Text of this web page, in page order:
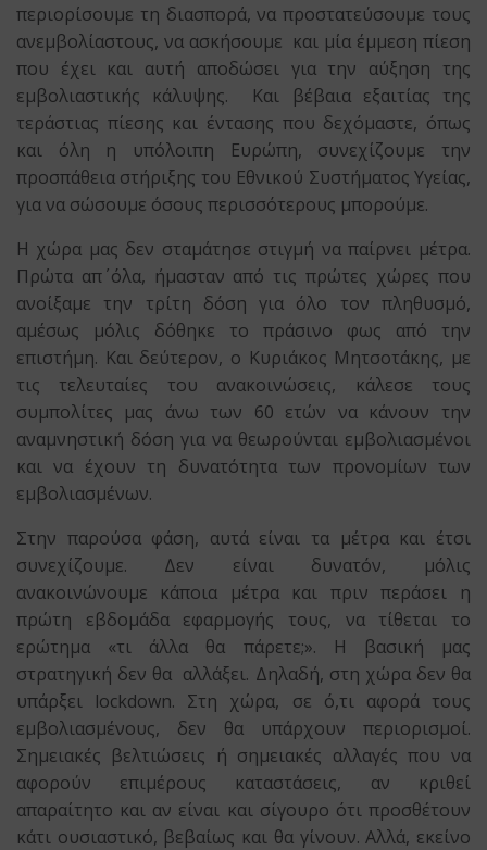
περιορίσουμε τη διασπορά, να προστατεύσουμε τους
ανεμβολίαστους, να ασκήσουμε και μία έμμεση πίεση
που έχει και αυτή αποδώσει για την αύξηση της
εμβολιαστικής κάλυψης. Και βέβαια εξαιτίας της
τεράστιας πίεσης και έντασης που δεχόμαστε, όπως
και όλη η υπόλοιπη Ευρώπη, συνεχίζουμε την
προσπάθεια στήριξης του Εθνικού Συστήματος Υγείας,
για να σώσουμε όσους περισσότερους μπορούμε.
Η χώρα μας δεν σταμάτησε στιγμή να παίρνει μέτρα.
Πρώτα απ΄ όλα, ήμασταν από τις πρώτες χώρες που
ανοίξαμε την τρίτη δόση για όλο τον πληθυσμό,
αμέσως μόλις δόθηκε το πράσινο φως από την
επιστήμη. Και δεύτερον, ο Κυριάκος Μητσοτάκης, με
τις τελευταίες του ανακοινώσεις, κάλεσε τους
συμπολίτες μας άνω των 60 ετών να κάνουν την
αναμνηστική δόση για να θεωρούνται εμβολιασμένοι
και να έχουν τη δυνατότητα των προνομίων των
εμβολιασμένων.
Στην παρούσα φάση, αυτά είναι τα μέτρα και έτσι
συνεχίζουμε. Δεν είναι δυνατόν, μόλις
ανακοινώνουμε κάποια μέτρα και πριν περάσει η
πρώτη εβδομάδα εφαρμογής τους, να τίθεται το
ερώτημα «τι άλλα θα πάρετε;». Η βασική μας
στρατηγική δεν θα αλλάξει. Δηλαδή, στη χώρα δεν θα
υπάρξει lockdown. Στη χώρα, σε ό,τι αφορά τους
εμβολιασμένους, δεν θα υπάρχουν περιορισμοί.
Σημειακές βελτιώσεις ή σημειακές αλλαγές που να
αφορούν επιμέρους καταστάσεις, αν κριθεί
απαραίτητο και αν είναι και σίγουρο ότι προσθέτουν
κάτι ουσιαστικό, βεβαίως και θα γίνουν. Αλλά, εκείνο